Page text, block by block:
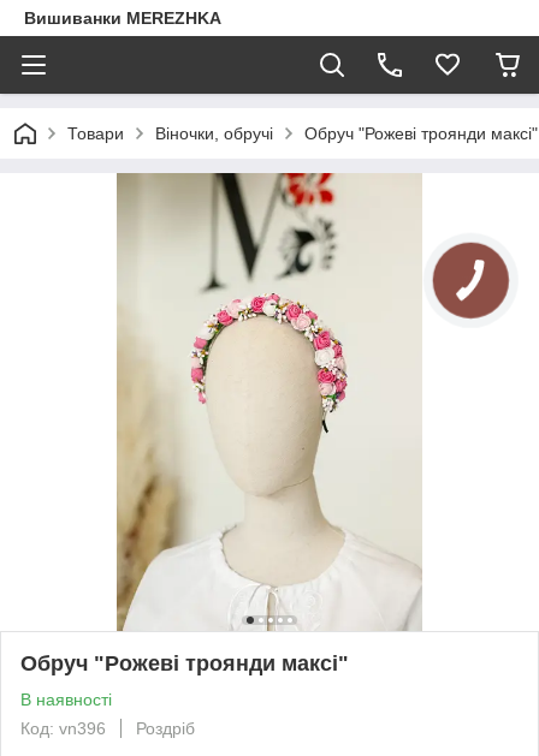
Вишиванки MEREZHKA
Товари Віночки, обручі Обруч "Рожеві троянди максі"
Обруч "Рожеві троянди максі"
В наявності
Код: vn396
Роздріб
КНОПКА
ЗВ'ЯЗКУ